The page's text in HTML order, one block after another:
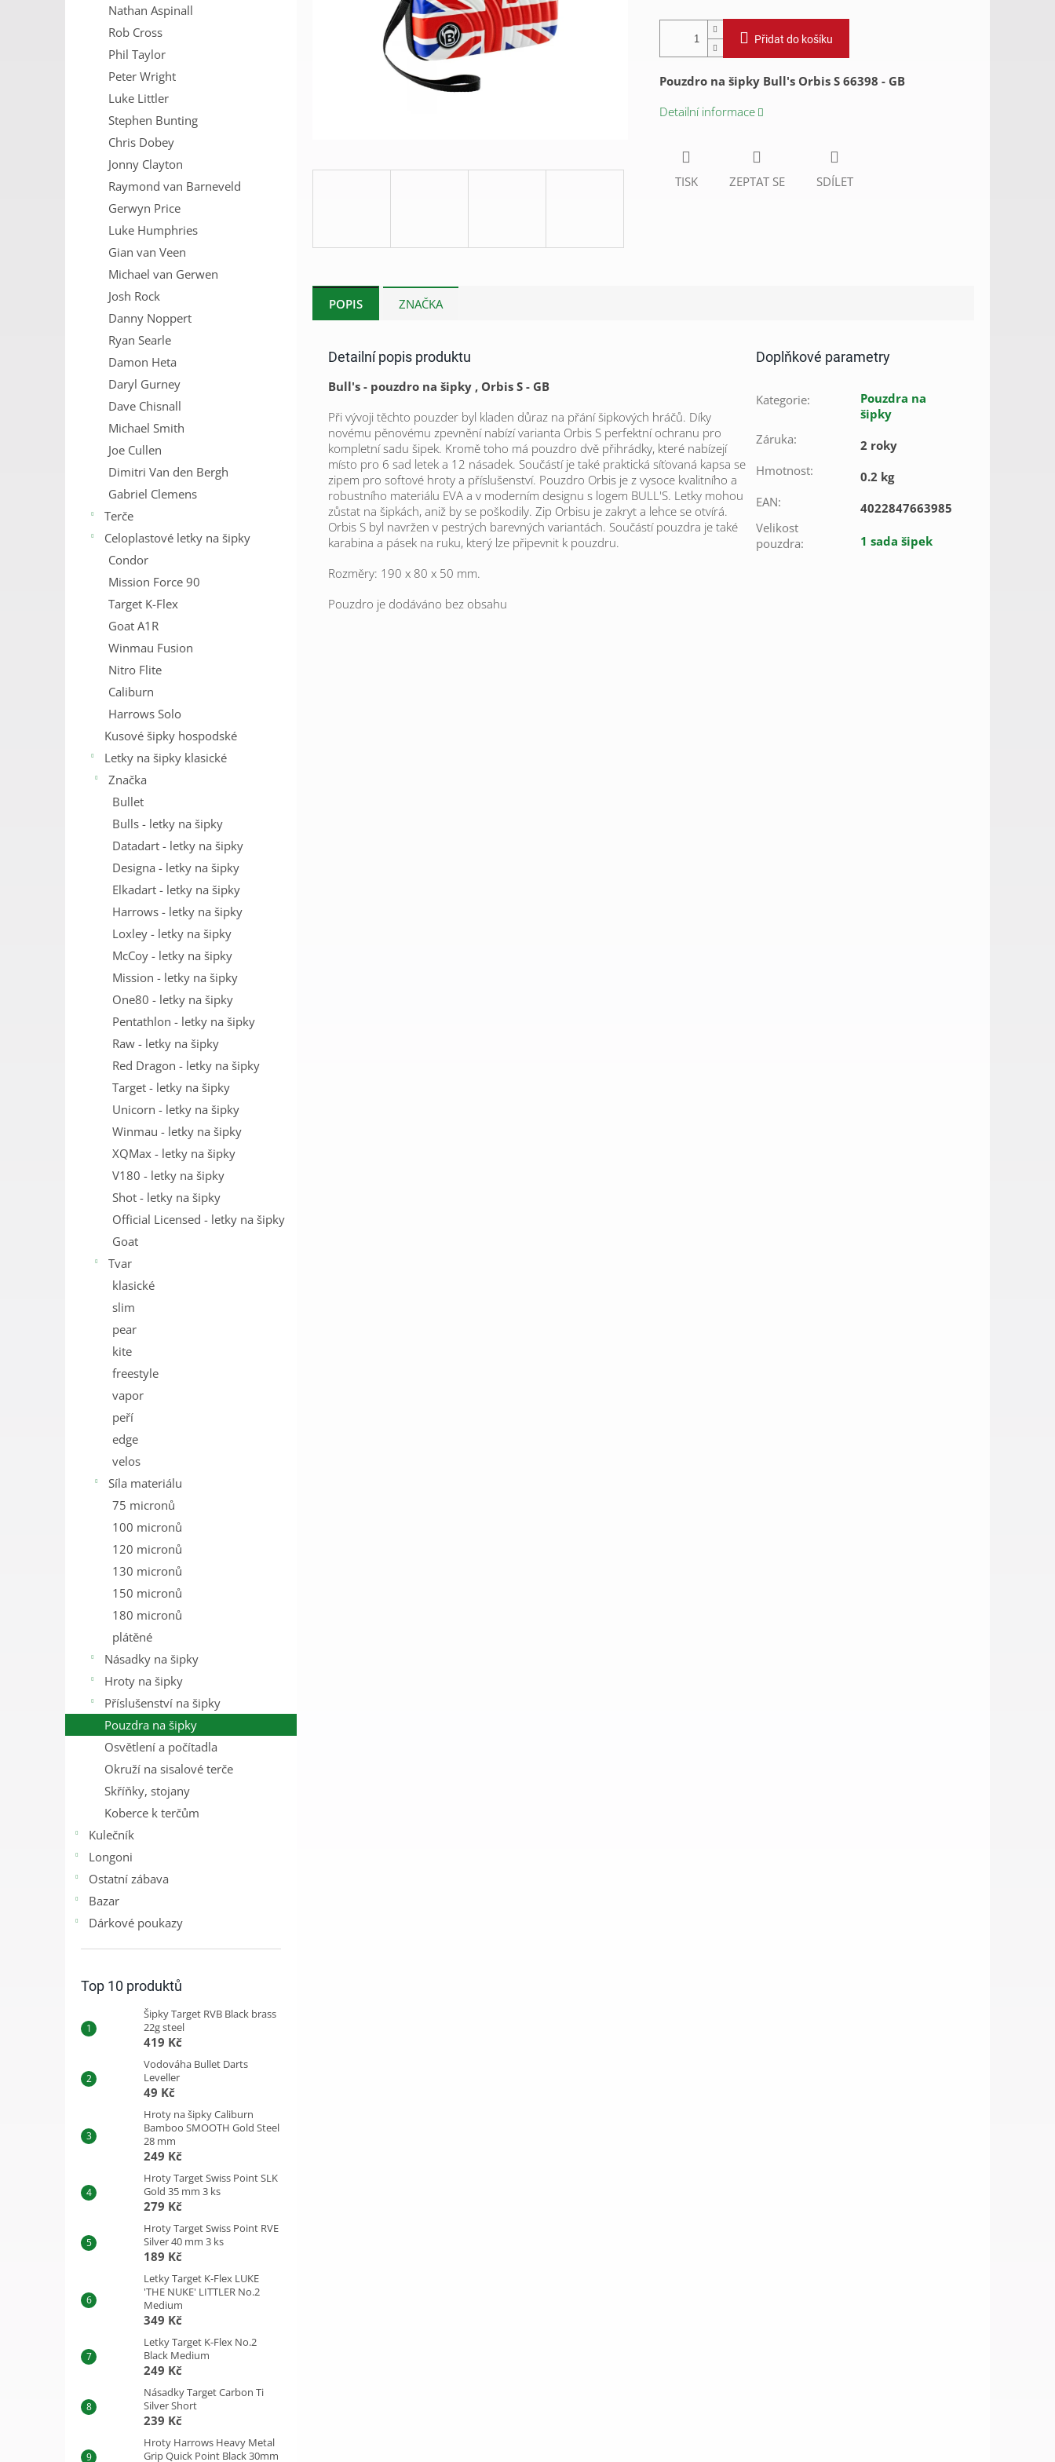
Nathan Aspinall
Rob Cross
Phil Taylor
Peter Wright
Luke Littler
Stephen Bunting
Chris Dobey
Jonny Clayton
Raymond van Barneveld
Gerwyn Price
Luke Humphries
Gian van Veen
Michael van Gerwen
Josh Rock
Danny Noppert
Ryan Searle
Damon Heta
Daryl Gurney
Dave Chisnall
Michael Smith
Joe Cullen
Dimitri Van den Bergh
Gabriel Clemens
Terče
Celoplastové letky na šipky
Condor
Mission Force 90
Target K-Flex
Goat A1R
Winmau Fusion
Nitro Flite
Caliburn
Harrows Solo
Kusové šipky hospodské
Letky na šipky klasické
Značka
Bullet
Bulls - letky na šipky
Datadart - letky na šipky
Designa - letky na šipky
Elkadart - letky na šipky
Harrows - letky na šipky
Loxley - letky na šipky
McCoy - letky na šipky
Mission - letky na šipky
One80 - letky na šipky
Pentathlon - letky na šipky
Raw - letky na šipky
Red Dragon - letky na šipky
Target - letky na šipky
Unicorn - letky na šipky
Winmau - letky na šipky
XQMax - letky na šipky
V180 - letky na šipky
Shot - letky na šipky
Official Licensed - letky na šipky
Goat
Tvar
klasické
slim
pear
kite
freestyle
vapor
peří
edge
velos
Síla materiálu
75 micronů
100 micronů
120 micronů
130 micronů
150 micronů
180 micronů
plátěné
Násadky na šipky
Hroty na šipky
Příslušenství na šipky
Pouzdra na šipky
Osvětlení a počítadla
Okruží na sisalové terče
Skříňky, stojany
Koberce k terčům
Kulečník
Longoni
Ostatní zábava
Bazar
Dárkové poukazy
Top 10 produktů
Šipky Target RVB Black brass
22g steel
419 Kč
Vodováha Bullet Darts
Leveller
49 Kč
Hroty na šipky Caliburn
Bamboo SMOOTH Gold Steel
28 mm
249 Kč
Hroty Target Swiss Point SLK
Gold 35 mm 3 ks
279 Kč
Hroty Target Swiss Point RVE
Silver 40 mm 3 ks
189 Kč
Letky Target K-Flex LUKE
'THE NUKE' LITTLER No.2
Medium
349 Kč
Letky Target K-Flex No.2
Black Medium
249 Kč
Násadky Target Carbon Ti
Silver Short
239 Kč
Hroty Harrows Heavy Metal
Grip Quick Point Black 30mm
Přidat do košíku
Pouzdro na šipky Bull's Orbis S 66398 - GB
Detailní informace
TISK ZEPTAT SE SDÍLET
POPIS ZNAČKA
Detailní popis produktu
Bull's - pouzdro na šipky , Orbis S - GB
Při vývoji těchto pouzder byl kladen důraz na přání šipkových hráčů. Díky
novému pěnovému zpevnění nabízí varianta Orbis S perfektní ochranu pro
kompletní sadu šipek. Kromě toho má pouzdro dvě přihrádky, které nabízejí
místo pro 6 sad letek a 12 násadek. Součástí je také praktická síťovaná kapsa se
zipem pro softové hroty a příslušenství. Pouzdro Orbis je z vysoce kvalitního a
robustního materiálu EVA a v moderním designu s logem BULL'S. Letky mohou
zůstat na šipkách, aniž by se poškodily. Zip Orbisu je zakryt a lehce se otvírá.
Orbis S byl navržen v pestrých barevných variantách. Součástí pouzdra je také
karabina a pásek na ruku, který lze připevnit k pouzdru.
Rozměry: 190 x 80 x 50 mm.
Pouzdro je dodáváno bez obsahu
Doplňkové parametry
Kategorie:
Pouzdra na
šipky
Záruka:
2 roky
Hmotnost:
0.2 kg
EAN:
4022847663985
Velikost
pouzdra: 1 sada šipek